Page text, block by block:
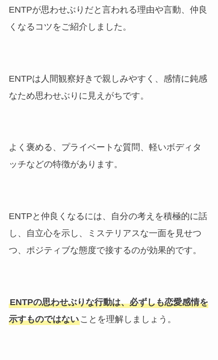
ENTPが思わせぶりだと言われる理由や言動、仲良
くなるコツをご紹介しました。
ENTPは人間観察好きで親しみやすく、感情に鈍感
なため思わせぶりに見えがちです。
よく褒める、プライベートな質問、軽いボディタ
ッチなどの特徴があります。
ENTPと仲良くなるには、自分の考えを積極的に話
し、自立心を示し、ミステリアスな一面を見せつ
つ、ポジティブな態度で接するのが効果的です。
ENTPの思わせぶりな行動は、必ずしも恋愛感情を
示すものではないことを理解しましょう。